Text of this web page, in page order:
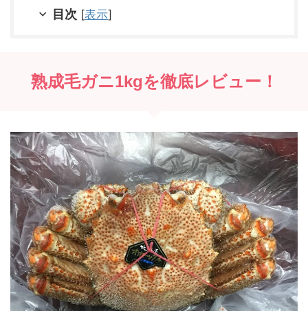
目次 [表示]
熟成毛ガニ1kgを徹底レビュー！